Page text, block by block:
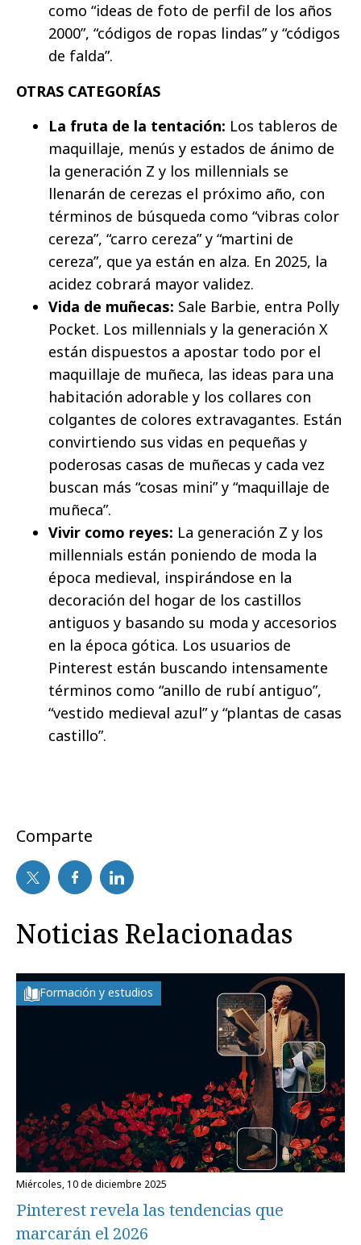
como “ideas de foto de perfil de los años
2000”, “códigos de ropas lindas” y “códigos
de falda”.
OTRAS CATEGORÍAS
La fruta de la tentación: Los tableros de
maquillaje, menús y estados de ánimo de
la generación Z y los millennials se
llenarán de cerezas el próximo año, con
términos de búsqueda como “vibras color
cereza”, “carro cereza” y “martini de
cereza”, que ya están en alza. En 2025, la
acidez cobrará mayor validez.
Vida de muñecas: Sale Barbie, entra Polly
Pocket. Los millennials y la generación X
están dispuestos a apostar todo por el
maquillaje de muñeca, las ideas para una
habitación adorable y los collares con
colgantes de colores extravagantes. Están
convirtiendo sus vidas en pequeñas y
poderosas casas de muñecas y cada vez
buscan más “cosas mini” y “maquillaje de
muñeca”.
Vivir como reyes: La generación Z y los
millennials están poniendo de moda la
época medieval, inspirándose en la
decoración del hogar de los castillos
antiguos y basando su moda y accesorios
en la época gótica. Los usuarios de
Pinterest están buscando intensamente
términos como “anillo de rubí antiguo”,
“vestido medieval azul” y “plantas de casas
castillo”.
Comparte
Noticias Relacionadas
Formación y estudios
miércoles, 10 de diciembre 2025
Pinterest revela las tendencias que
marcarán el 2026